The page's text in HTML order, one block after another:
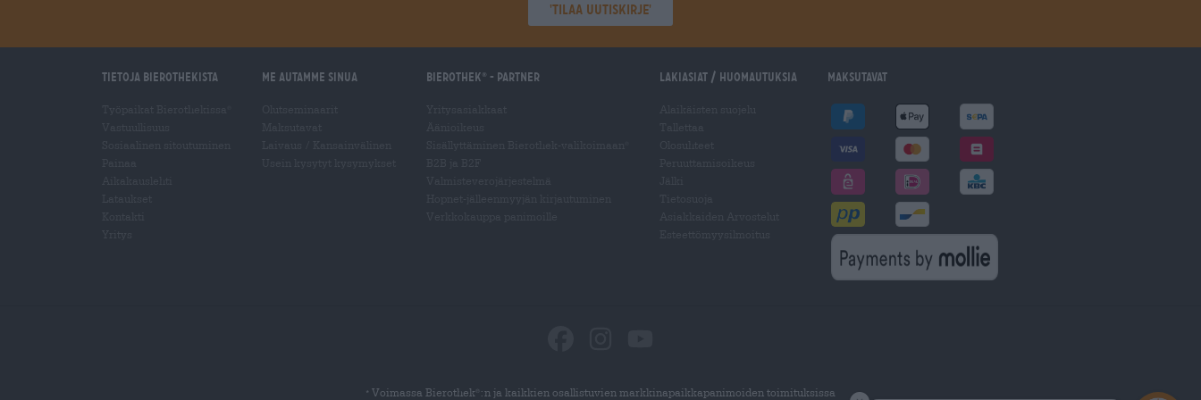
'Tilaa uutiskirje'
Tietoja Bierothekista Me autamme sinua Bierothek - Partner Lakiasiat / Huomautuksia Maksutavat
* Voimassa Bierothek :n ja kaikkien osallistuvien markkinapaikkapanimoiden toimituksissa